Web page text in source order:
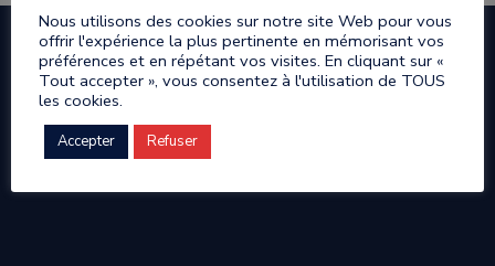
Nous utilisons des cookies sur notre site Web pour vous
offrir l'expérience la plus pertinente en mémorisant vos
préférences et en répétant vos visites. En cliquant sur «
Tout accepter », vous consentez à l'utilisation de TOUS
les cookies.
Accepter Refuser